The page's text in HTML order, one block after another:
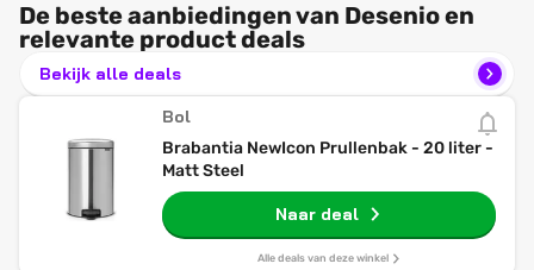
De beste aanbiedingen van Desenio en
relevante product deals
Bekijk alle deals
Bol
Brabantia NewIcon Prullenbak - 20 liter -
Matt Steel
Naar deal
Alle deals van deze winkel